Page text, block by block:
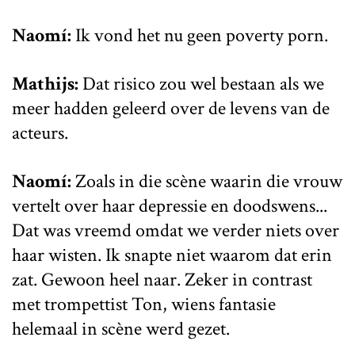
Naomí: Ik vond het nu geen poverty porn.
Mathijs: Dat risico zou wel bestaan als we
meer hadden geleerd over de levens van de
acteurs.
Naomí:Zoals in die scène waarin die vrouw
vertelt over haar depressie en doodswens...
Dat was vreemd omdat we verder niets over
haar wisten. Ik snapte niet waarom dat erin
zat. Gewoon heel naar. Zeker in contrast
met trompettist Ton, wiens fantasie
helemaal in scène werd gezet.